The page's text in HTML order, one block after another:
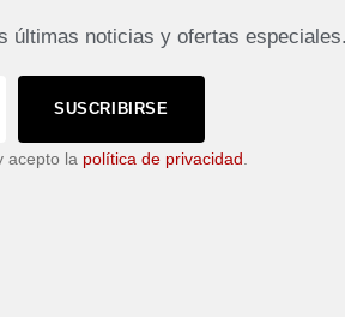
últimas noticias y ofertas
SUSCRIBIRSE
acepto la política de privacidad